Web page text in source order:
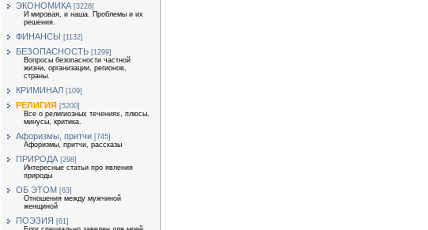
ЭКОНОМИКА [3228]
И мировая, и наша. Проблемы и их
решения.
ФИНАНСЫ [1132]
БЕЗОПАСНОСТЬ [1299]
Вопросы безопасности частной
жизни, организации, регионов,
страны.
КРИМИНАЛ [109]
РЕЛИГИЯ [5200]
Все о религиозных течениях, плюсы,
минусы, критика.
Афоризмы, притчи [745]
Афоризмы, притчи, рассказы
ПРИРОДА [298]
Интересные статьи про явления
природы
ОБ ЭТОМ [63]
Отношения между мужчиной
женщиной
ПОЭЗИЯ [61]